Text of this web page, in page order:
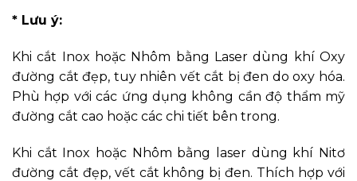
* Lưu ý:
Khi cắt Inox hoặc Nhôm bằng Laser dùng khí Oxy
đường cắt đẹp, tuy nhiên vết cắt bị đen do oxy hóa.
Phù hợp với các ứng dụng không cần độ thẩm mỹ
đường cắt cao hoặc các chi tiết bên trong.
Khi cắt Inox hoặc Nhôm bằng laser dùng khí Nitơ
đường cắt đẹp, vết cắt không bị đen. Thích hợp với